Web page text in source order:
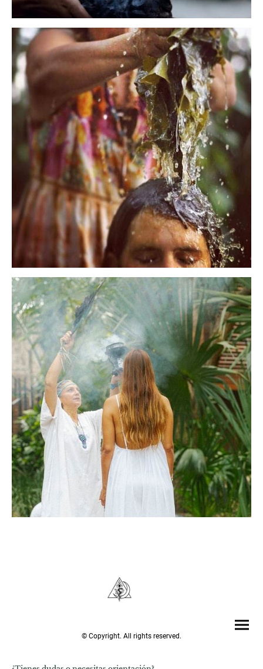
© Copyright. All rights reserved.